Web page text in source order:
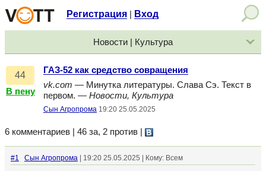
Регистрация Вход
Новости | Культура
44
В пену
ГАЗ-52 как средство совращения
vk.com — Минутка литературы. Слава Сэ. Текст в
первом. — Новости, Культура
Сын Агропрома 19:20 25.05.2025
6 комментариев | 46 за, 2 против
#1 Сын Агропрома | 19:20 25.05.2025 | Кому: Всем